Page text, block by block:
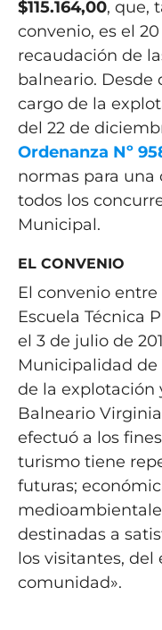
$115.164,00, que,
convenio, es el
recaudación de
balneario. Desde
cargo de la
del 22 de
Ordenanza Nº
normas para una
todos los
Municipal.
EL CONVENIO
El convenio
Escuela Técnica
el 3 de julio de
Municipalidad de
de la explotación
Balneario
efectuó a los
turismo tiene
futuras;
destinadas a
los visitantes, del
comunidad».